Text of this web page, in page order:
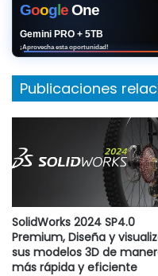
GoogeOne
Gemini PRO + 5TB
¡Aprovecha esta oportunidad!
Publicaciones
SolidWorks 2024 SP4.0
Premium, Diseña y
sus modelos 3D de
más rápida y eficiente